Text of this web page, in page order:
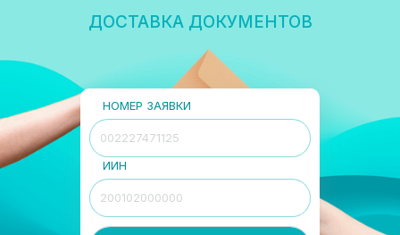
ДОСТАВКА ДОКУМЕНТОВ
НОМЕР ЗАЯВКИ
ИИН